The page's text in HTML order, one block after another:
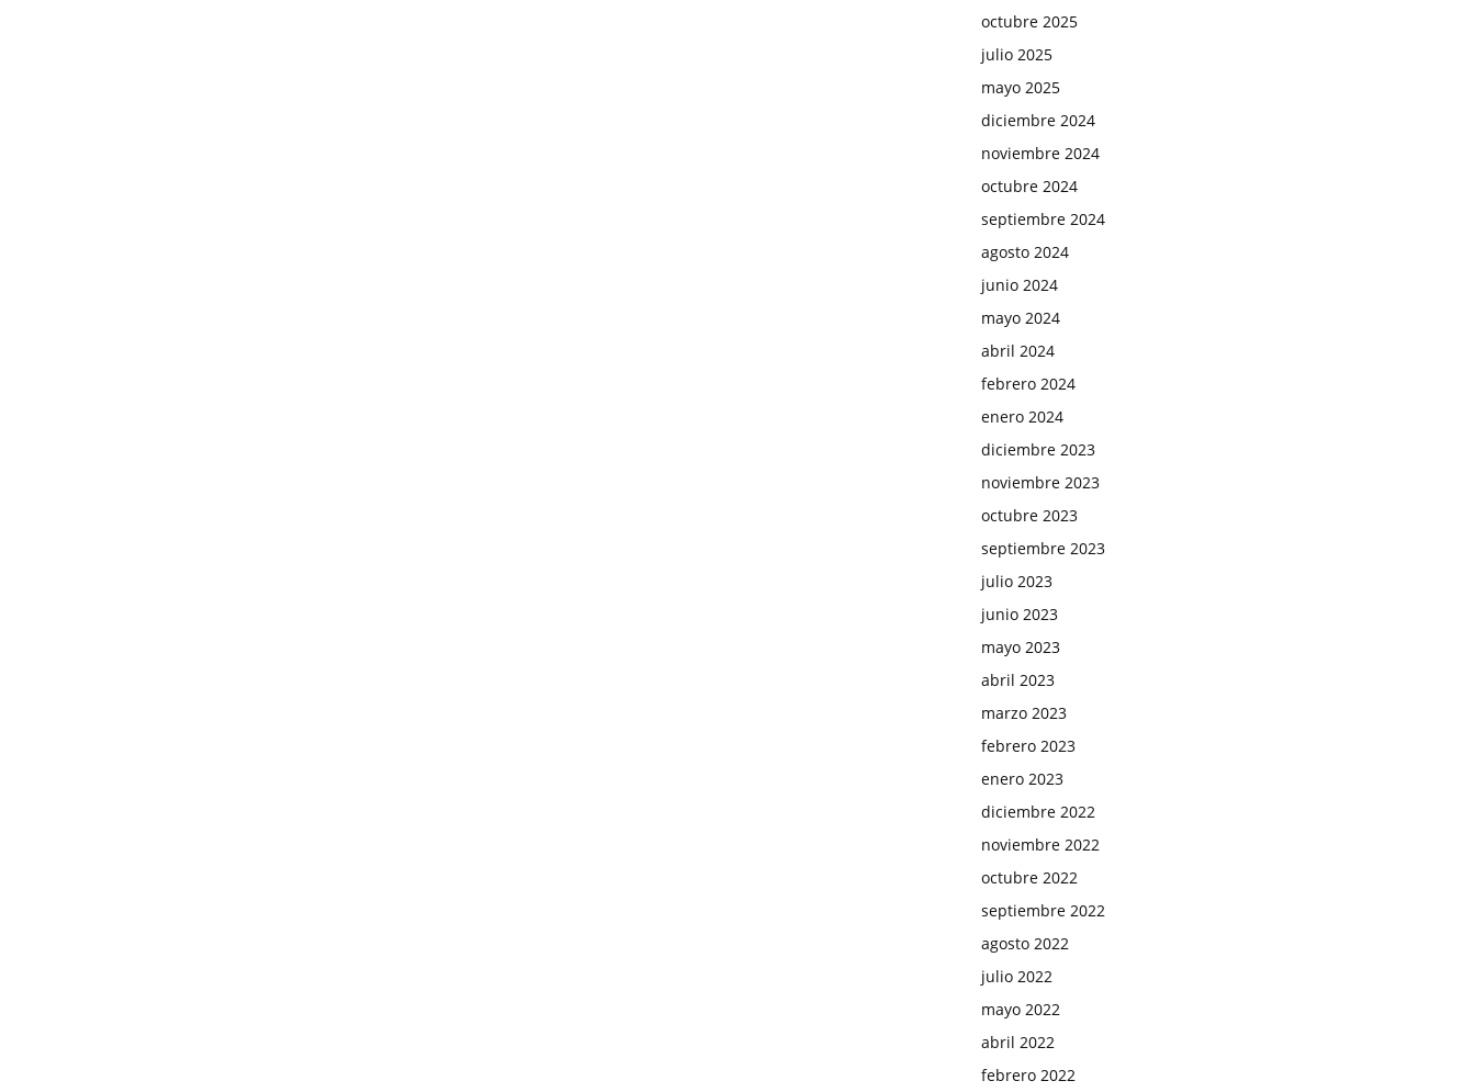
octubre 2025
julio 2025
mayo 2025
diciembre 2024
noviembre 2024
octubre 2024
septiembre 2024
agosto 2024
junio 2024
mayo 2024
abril 2024
febrero 2024
enero 2024
diciembre 2023
noviembre 2023
octubre 2023
septiembre 2023
julio 2023
junio 2023
mayo 2023
abril 2023
marzo 2023
febrero 2023
enero 2023
diciembre 2022
noviembre 2022
octubre 2022
septiembre 2022
agosto 2022
julio 2022
mayo 2022
abril 2022
febrero 2022